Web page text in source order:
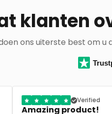
klanten
ons uiterste best om
Great lightingshop